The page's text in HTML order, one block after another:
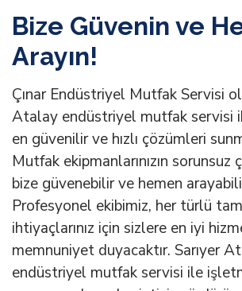
Bize Güvenin ve
Arayın!
Çınar Endüstriyel Mutfak Servisi
Atalay endüstriyel mutfak servisi
en güvenilir ve hızlı çözümleri
Mutfak ekipmanlarınızın sorunsuz
bize güvenebilir ve hemen
Profesyonel ekibimiz, her türlü
ihtiyaçlarınız için sizlere en iyi
memnuniyet duyacaktır. Sarıyer
endüstriyel mutfak servisi ile